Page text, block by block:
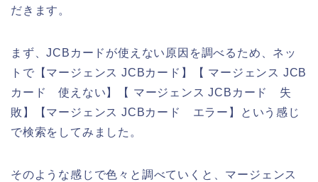
だきます。
まず、JCBカードが使えない原因を調べるため、ネッ
トで【マージェンス JCBカード】【 マージェンス JCB
カード 使えない】【 マージェンス JCBカード 失
敗】【マージェンス JCBカード エラー】という感じ
で検索をしてみました。
そのような感じで色々と調べていくと、マージェンス